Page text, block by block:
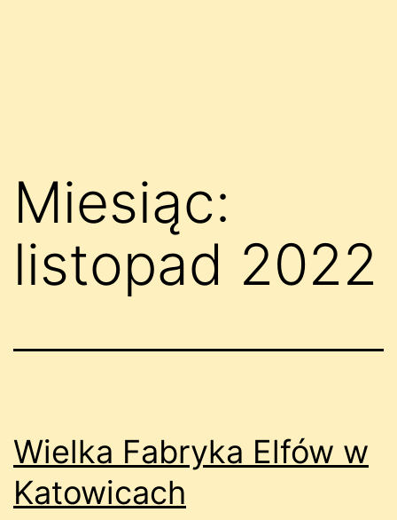
Miesiąc:
listopad 2022
Wielka Fabryka Elfów w
Katowicach